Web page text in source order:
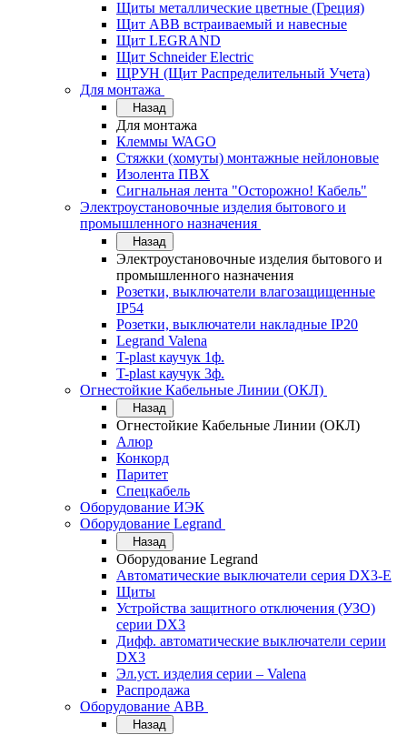
Щиты металлические цветные (Греция)
Щит ABB встраиваемый и навесные
Щит LEGRAND
Щит Schneider Electric
ЩРУН (Щит Распределительный Учета)
Для монтажа
Назад
Для монтажа
Клеммы WAGO
Стяжки (хомуты) монтажные нейлоновые
Изолента ПВХ
Сигнальная лента "Осторожно! Кабель"
Электроустановочные изделия бытового и
промышленного назначения
Назад
Электроустановочные изделия бытового и
промышленного назначения
Розетки, выключатели влагозащищенные
IP54
Розетки, выключатели накладные IP20
Legrand Valena
T-plast каучук 1ф.
T-plast каучук 3ф.
Огнестойкие Кабельные Линии (ОКЛ)
Назад
Огнестойкие Кабельные Линии (ОКЛ)
Алюр
Конкорд
Паритет
Спецкабель
Оборудование ИЭК
Оборудование Legrand
Назад
Оборудование Legrand
Автоматические выключатели серия DX3-E
Щиты
Устройства защитного отключения (УЗО)
серии DX3
Дифф. автоматические выключатели серии
DX3
Эл.уст. изделия серии – Valena
Распродажа
Оборудование АВВ
Назад